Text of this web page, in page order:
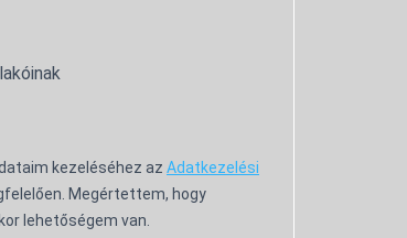
kezeléséhez az Adatkezelési
Megértettem, hogy
lehetőségem van.